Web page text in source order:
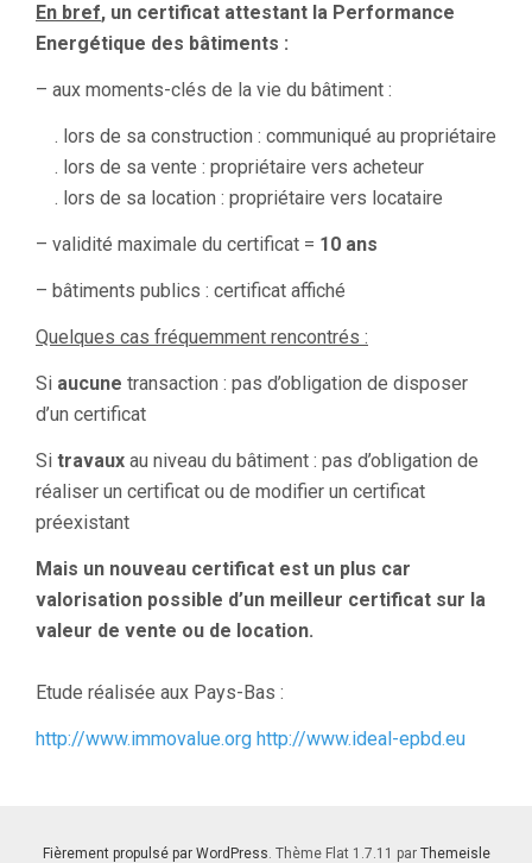
En bref, un certificat attestant la Performance
Energétique des bâtiments :
– aux moments-clés de la vie du bâtiment :
. lors de sa construction : communiqué au propriétaire
. lors de sa vente : propriétaire vers acheteur
. lors de sa location : propriétaire vers locataire
– validité maximale du certificat = 10 ans
– bâtiments publics : certificat affiché
Quelques cas fréquemment rencontrés :
Si aucune transaction : pas d’obligation de disposer
d’un certificat
Si travaux au niveau du bâtiment : pas d’obligation de
réaliser un certificat ou de modifier un certificat
préexistant
Mais un nouveau certificat est un plus car
valorisation possible d’un meilleur certificat sur la
valeur de vente ou de location.
Etude réalisée aux Pays-Bas :
http://www.immovalue.org http://www.ideal-epbd.eu
Fièrement propulsé par WordPress. Thème Flat 1.7.11 par Themeisle